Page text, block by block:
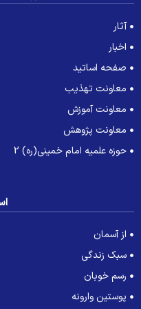
آثار
اخبار
صفحه اساتید
معاونت تهذیب
معاونت آموزش
معاونت پژوهش
حوزه علمیه امام خمینی(ره) 2
از آسمان
سبک زندگی
رسم خوبان
پوستین وارونه